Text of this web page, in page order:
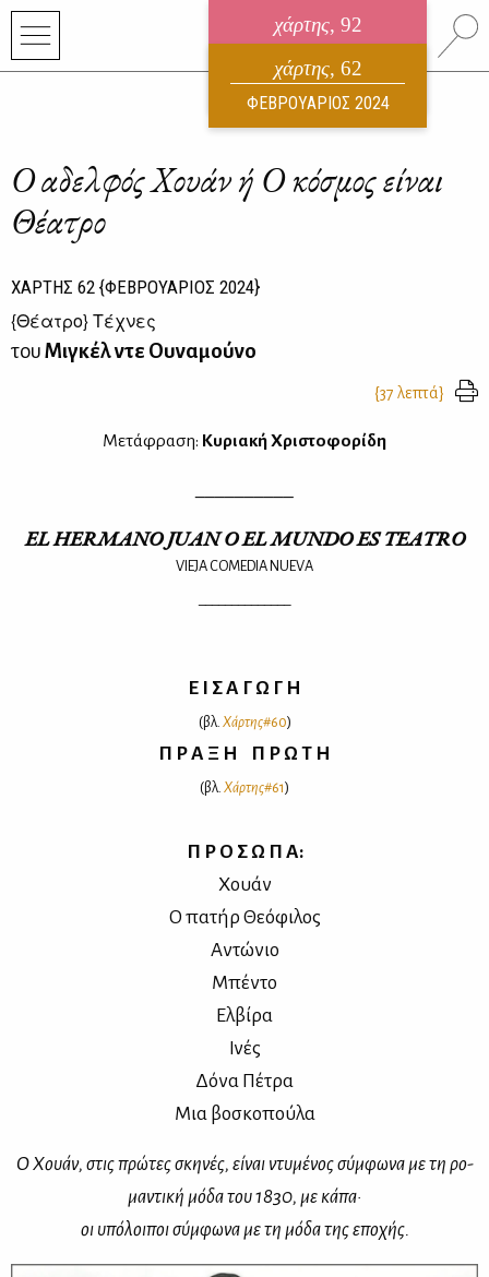
χάρτης, 92
ηλεκτρονικό περιοδικό
ΑΥΓΟΥΣΤΟΣ 2026
χάρτης, 62
ΦΕΒΡΟΥΑΡΙΟΣ 2024
Ο αδελφός Χουάν ή Ο κόσμος είναι
Θέατρο
ΧΑΡΤΗΣ 62 {ΦΕΒΡΟΥΑΡΙΟΣ 2024}
{Θέατρο} Τέχνες
τουΜιγκέλ ντε Ουναμούνο
{37 λεπτά}
Μετάφραση: Κυριακή Χριστοφορίδη
EL HERMANO JUAN O EL MUNDO ES TEATRO
VIEJA COMEDIA NUEVA
Ε Ι Σ Α Γ Ω Γ Η
(βλ. Χάρ­της#60)
Π Ρ Α Ξ Η Π Ρ Ω Τ Η
(βλ. Χάρ­της#61)
Π Ρ Ο Σ Ω Π Α:
Χουάν
Ο πα­τήρ Θε­ό­φι­λος
Αντώ­νιο
Μπέ­ντο
Ελ­βί­ρα
Ινές
Δό­να Πέ­τρα
Μια βο­σκο­πού­λα
Ο Χουάν, στις πρώ­τες σκη­νές, εί­ναι ντυ­μέ­νος σύμ­φω­να με τη ρο­
μα­ντι­κή μό­δα του 1830, με κά­πα·
οι υπό­λοι­ποι σύμ­φω­να με τη μό­δα της επο­χής.